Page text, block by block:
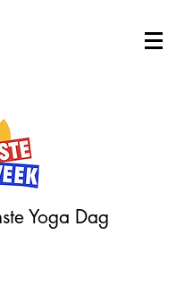
Yoga Dag